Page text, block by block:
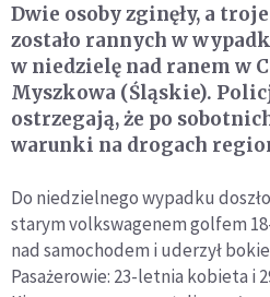
Dwie osoby zginęły, a
zostało rannych w
w niedzielę nad ranem w
Myszkowa (Śląskie).
ostrzegają, że po
warunki na drogach
Do niedzielnego wypadku
starym volkswagenem golfem
nad samochodem i uderzył
Pasażerowie: 23-letnia kobieta i